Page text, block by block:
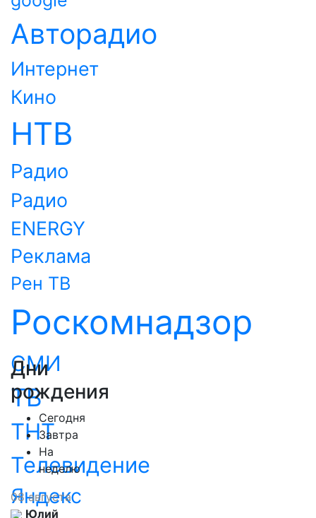
Авторадио
Интернет
Кино
НТВ
Радио
Радио
ENERGY
Реклама
Рен ТВ
Роскомнадзор
СМИ
ТВ
ТНТ
Телевидение
Яндекс
Дни
рождения
Сегодня
Завтра
На
неделю
08 августа
Юлий